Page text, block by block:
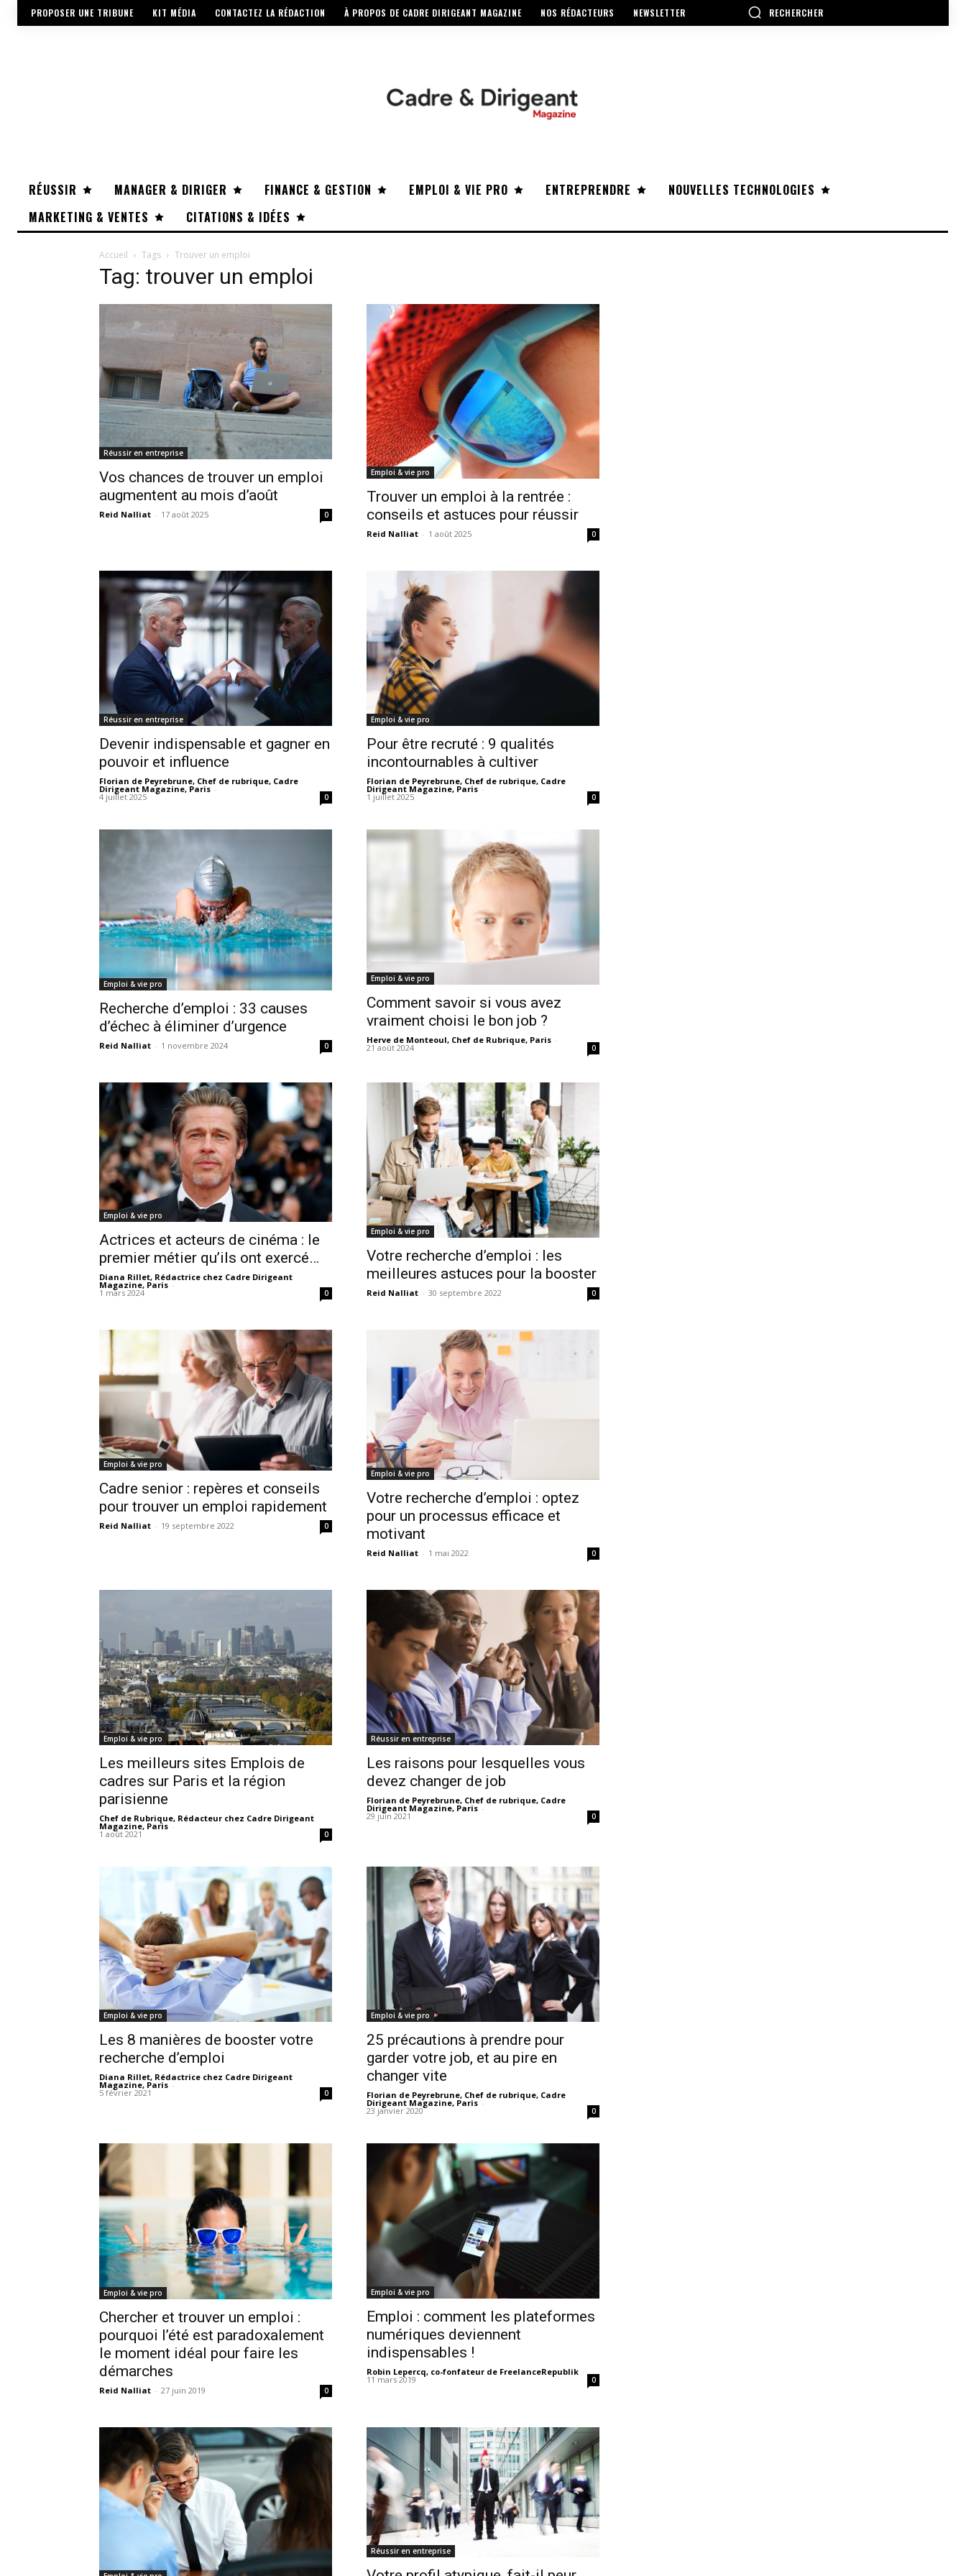
PROPOSER UNE TRIBUNE KIT MÉDIA CONTACTEZ LA RÉDACTION À PROPOS DE CADRE DIRIGEANT MAGAZINE NOS RÉDACTEURS NEWSLETTER RECHERCHER
RÉUSSIR MANAGER & DIRIGER FINANCE & GESTION EMPLOI & VIE PRO ENTREPRENDRE
NOUVELLES TECHNOLOGIES
MARKETING & VENTES
CITATIONS & IDÉES
Accueil Tags Trouver un emploi
Tag: trouver un emploi
Réussir en entreprise
Vos chances de trouver un emploi
augmentent au mois d’août
Reid Nalliat - 17 août 2025 0
Emploi & vie pro
Trouver un emploi à la rentrée :
conseils et astuces pour réussir
Reid Nalliat - 1 août 2025 0
Réussir en entreprise
Devenir indispensable et gagner en
pouvoir et influence
Florian de Peyrebrune, Chef de rubrique, Cadre
Dirigeant Magazine, Paris -
4 juillet 2025 0
Emploi & vie pro
Pour être recruté : 9 qualités
incontournables à cultiver
Florian de Peyrebrune, Chef de rubrique, Cadre
Dirigeant Magazine, Paris -
1 juillet 2025 0
Emploi & vie pro
Recherche d’emploi : 33 causes
d’échec à éliminer d’urgence
Reid Nalliat - 1 novembre 2024 0
Emploi & vie pro
Comment savoir si vous avez
vraiment choisi le bon job ?
Herve de Monteoul, Chef de Rubrique, Paris -
21 août 2024 0
Emploi & vie pro
Actrices et acteurs de cinéma : le
premier métier qu’ils ont exercé…
Diana Rillet, Rédactrice chez Cadre Dirigeant
Magazine, Paris -
1 mars 2024 0
Emploi & vie pro
Votre recherche d’emploi : les
meilleures astuces pour la booster
Reid Nalliat - 30 septembre 2022 0
Emploi & vie pro
Cadre senior : repères et conseils
pour trouver un emploi rapidement
Reid Nalliat - 19 septembre 2022 0
Emploi & vie pro
Votre recherche d’emploi : optez
pour un processus efficace et
motivant
Reid Nalliat - 1 mai 2022 0
Emploi & vie pro
Les meilleurs sites Emplois de
cadres sur Paris et la région
parisienne
Chef de Rubrique, Rédacteur chez Cadre Dirigeant
Magazine, Paris -
1 août 2021 0
Réussir en entreprise
Les raisons pour lesquelles vous
devez changer de job
Florian de Peyrebrune, Chef de rubrique, Cadre
Dirigeant Magazine, Paris -
29 juin 2021 0
Emploi & vie pro
Les 8 manières de booster votre
recherche d’emploi
Diana Rillet, Rédactrice chez Cadre Dirigeant
Magazine, Paris -
5 février 2021 0
Emploi & vie pro
25 précautions à prendre pour
garder votre job, et au pire en
changer vite
Florian de Peyrebrune, Chef de rubrique, Cadre
Dirigeant Magazine, Paris -
23 janvier 2020 0
Emploi & vie pro
Chercher et trouver un emploi :
pourquoi l’été est paradoxalement
le moment idéal pour faire les
démarches
Reid Nalliat - 27 juin 2019 0
Emploi & vie pro
Emploi : comment les plateformes
numériques deviennent
indispensables !
Robin Lepercq, co-fonfateur de FreelanceRepublik -
11 mars 2019 0
Réussir en entreprise